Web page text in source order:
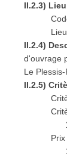
II.2.3)
II.2.4)
d'ouvrage
Le
II.2.5)
1.
Prix